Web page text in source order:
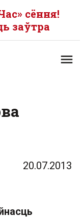
сёння!
заўтра
20.07.2013